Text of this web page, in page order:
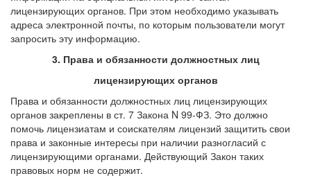
лицензирующих органов. При этом необходимо указывать
адреса электронной почты, по которым пользователи могут
запросить эту информацию.
3. Права и обязанности должностных лиц
лицензирующих органов
Права и обязанности должностных лиц лицензирующих
органов закреплены в ст. 7 Закона N 99-ФЗ. Это должно
помочь лицензиатам и соискателям лицензий защитить свои
права и законные интересы при наличии разногласий с
лицензирующими органами. Действующий Закон таких
правовых норм не содержит.